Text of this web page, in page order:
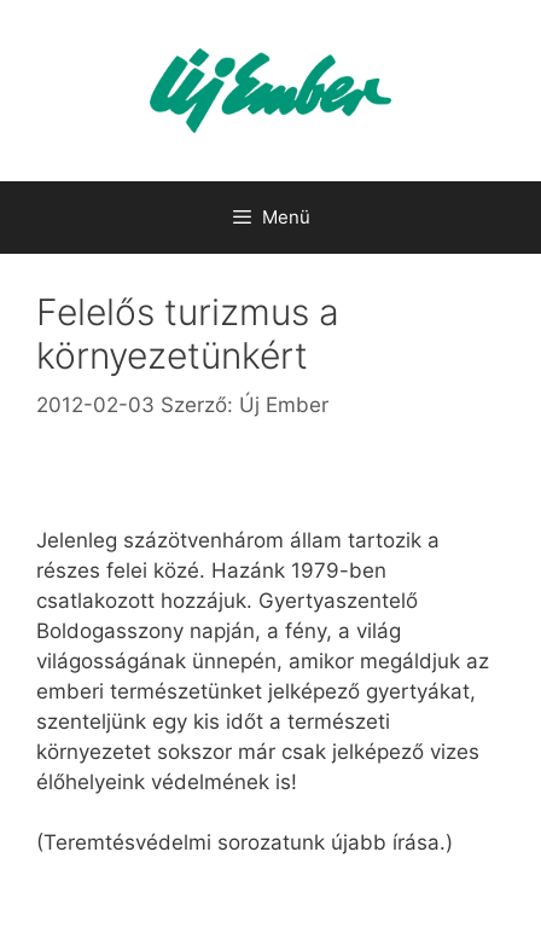
Menü
Felelős turizmus a
környezetünkért
2012-02-03 Szerző: Új Ember
Jelenleg százötvenhárom állam tartozik a
részes felei közé. Hazánk 1979-ben
csatlakozott hozzájuk. Gyertyaszentelő
Boldogasszony napján, a fény, a világ
világosságának ünnepén, amikor megáldjuk az
emberi természetünket jelképező gyertyákat,
szenteljünk egy kis időt a természeti
környezetet sokszor már csak jelképező vizes
élőhelyeink védelmének is!
(Teremtésvédelmi sorozatunk újabb írása.)